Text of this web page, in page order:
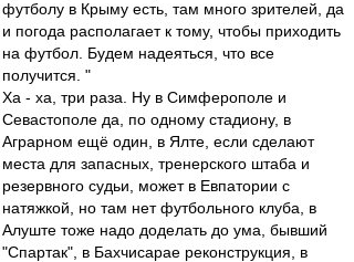
футболу в Крыму есть, там много зрителей, да
и погода располагает к тому, чтобы приходить
на футбол. Будем надеяться, что все
получится. "
Ха - ха, три раза. Ну в Симферополе и
Севастополе да, по одному стадиону, в
Аграрном ещё один, в Ялте, если сделают
места для запасных, тренерского штаба и
резервного судьи, может в Евпатории с
натяжкой, но там нет футбольного клуба, в
Алуште тоже надо доделать до ума, бывший
"Спартак", в Бахчисарае реконструкция, в